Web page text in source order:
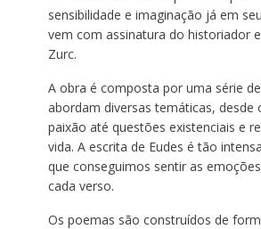
sensibilidade e imaginação já em
vem com assinatura do historiador
Zurc.
A obra é composta por uma série
abordam diversas temáticas, desde
paixão até questões existenciais e
vida. A escrita de Eudes é tão
que conseguimos sentir as
cada verso.
Os poemas são construídos de